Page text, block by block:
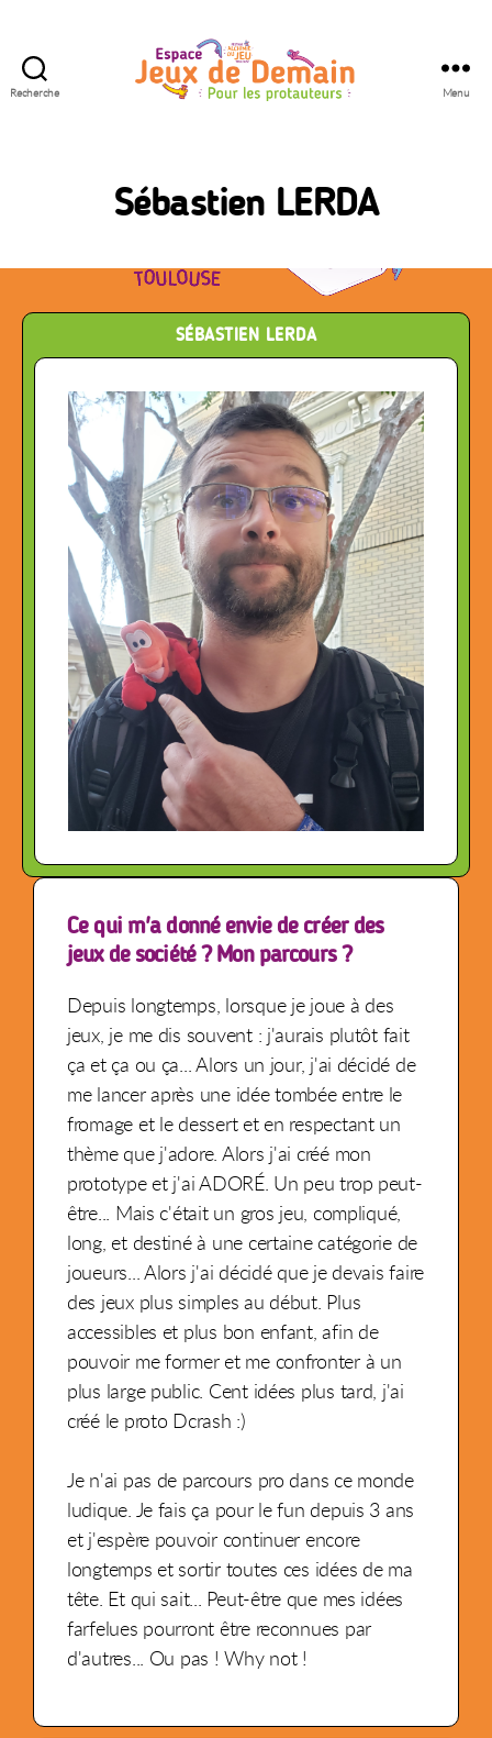
Recherche
Demain
Menu
Sébastien LERDA
SÉBASTIEN LERDA
Ce qui m'a donné envie de créer des
jeux de société ? Mon parcours ?
Depuis longtemps, lorsque je joue à des
jeux, je me dis souvent : j'aurais plutôt fait
ça et ça ou ça... Alors un jour, j'ai décidé de
me lancer après une idée tombée entre le
fromage et le dessert et en respectant un
thème que j'adore. Alors j'ai créé mon
prototype et j'ai ADORÉ. Un peu trop peut-
être... Mais c'était un gros jeu, compliqué,
long, et destiné à une certaine catégorie de
joueurs... Alors j'ai décidé que je devais faire
des jeux plus simples au début. Plus
accessibles et plus bon enfant, afin de
pouvoir me former et me confronter à un
plus large public. Cent idées plus tard, j'ai
créé le proto Dcrash :)
Je n'ai pas de parcours pro dans ce monde
ludique. Je fais ça pour le fun depuis 3 ans
et j'espère pouvoir continuer encore
longtemps et sortir toutes ces idées de ma
tête. Et qui sait... Peut-être que mes idées
farfelues pourront être reconnues par
d'autres... Ou pas ! Why not !